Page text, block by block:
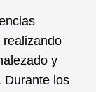
y
Durante los